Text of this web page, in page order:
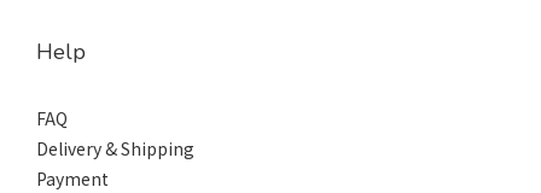
Help
FAQ
Delivery & Shipping
Payment